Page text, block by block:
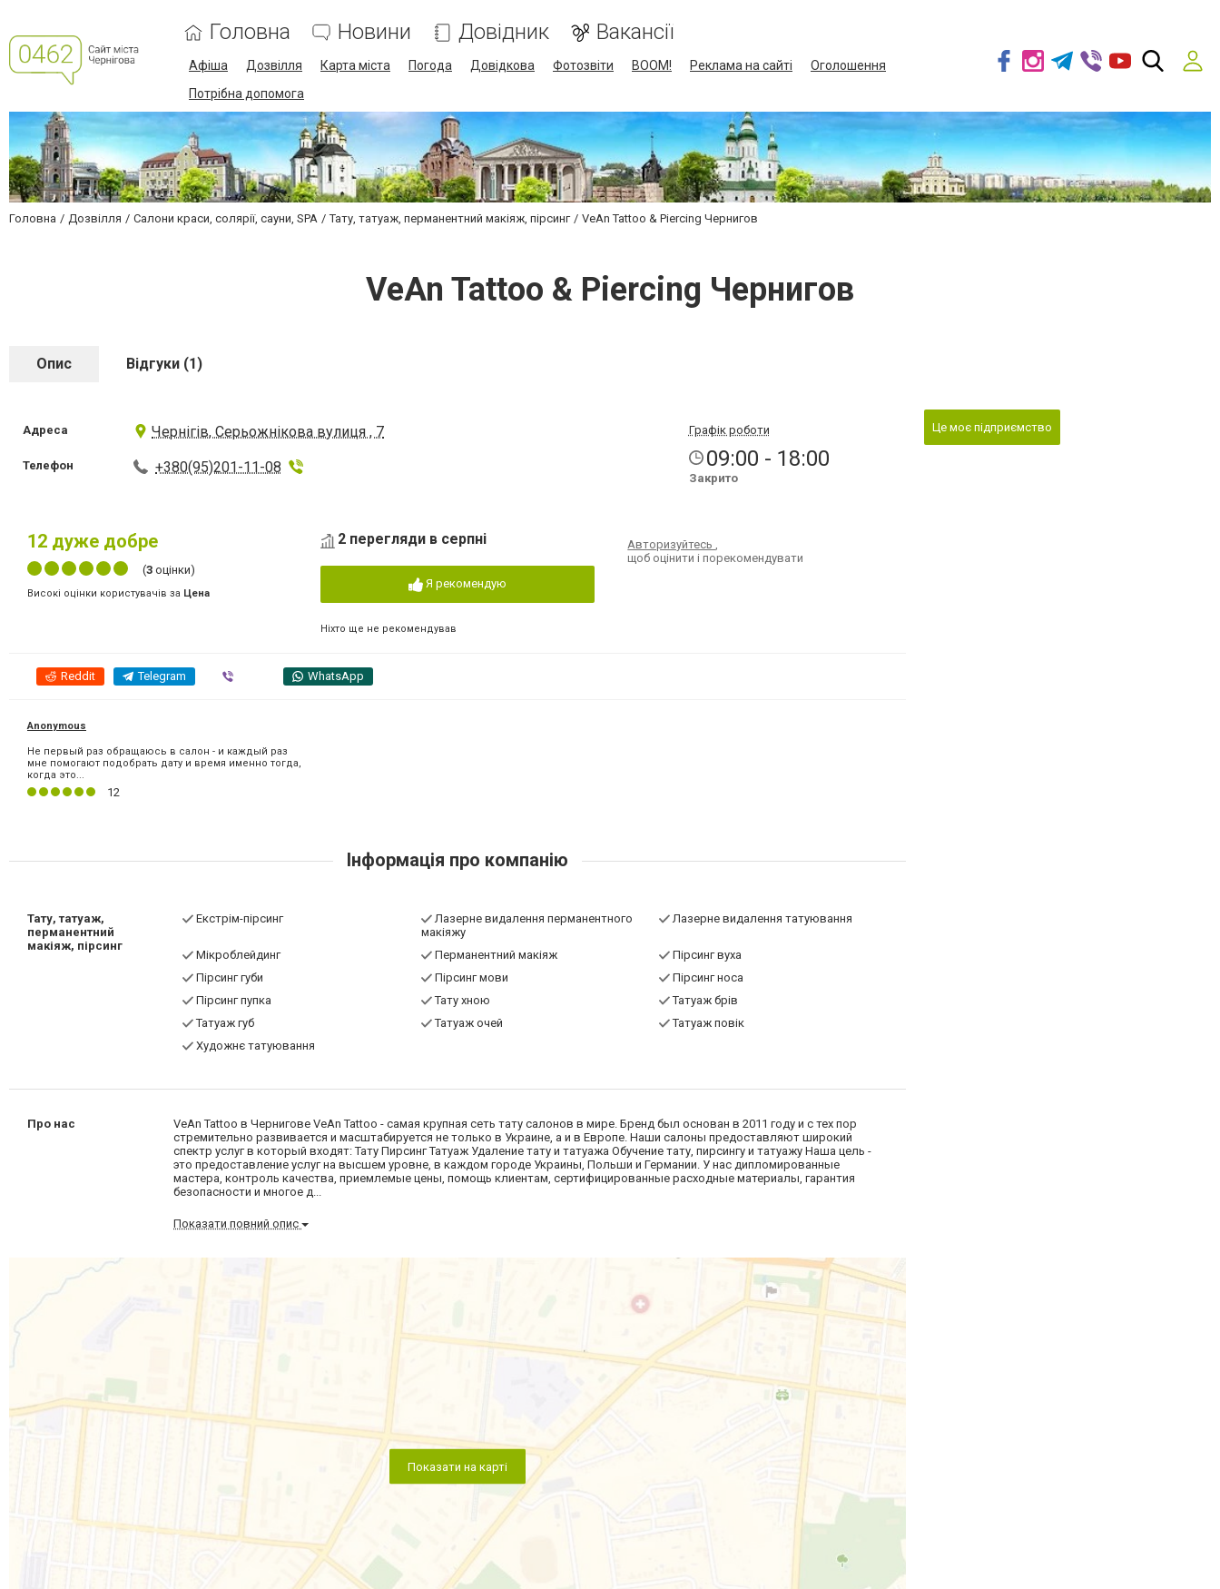
Головна Новини Довідник Вакансії
Афіша Дозвілля Карта міста Погода Довідкова Фотозвіти BOOM! Реклама на сайті
Оголошення
Потрібна допомога
Головна Дозвілля Салони краси, солярії, сауни, SPA Тату, татуаж, перманентний макіяж, пірсинг VeAn Tattoo & Piercing Чернигов
VeAn Tattoo & Piercing Чернигов
Опис Відгуки (1)
Адреса Чернігів, Серьожнікова вулиця , 7
Телефон +380(95)201-11-08
Графік роботи
09:00 - 18:00
Закрито
12 дуже добре
(3 оцінки)
Високі оцінки користувачів за Цена
2 перегляди в серпні
Я рекомендую
Ніхто ще не рекомендував
Авторизуйтесь,
щоб оцінити і порекомендувати
Reddit Telegram WhatsApp
Anonymous
Не первый раз обращаюсь в салон - и каждый раз
мне помогают подобрать дату и время именно тогда,
когда это...
12
Інформація про компанію
Тату, татуаж,
перманентний
макіяж, пірсинг
Екстрім-пірсинг
Лазерне видалення перманентного
макіяжу
Лазерне видалення татуювання
Мікроблейдинг Перманентний макіяж
Пірсинг вуха
Пірсинг губи
Пірсинг мови
Пірсинг носа
Пірсинг пупка
Тату хною
Татуаж брів
Татуаж губ
Татуаж очей
Татуаж повік
Художнє татуювання
Про нас
VeAn Tattoo в Чернигове VeAn Tattoo - самая крупная сеть тату салонов в мире. Бренд был основан в 2011 году и с тех пор
стремительно развивается и масштабируется не только в Украине, а и в Европе. Наши салоны предоставляют широкий
спектр услуг в который входят: Тату Пирсинг Татуаж Удаление тату и татуажа Обучение тату, пирсингу и татуажу Наша цель -
это предоставление услуг на высшем уровне, в каждом городе Украины, Польши и Германии. У нас дипломированные
мастера, контроль качества, приемлемые цены, помощь клиентам, сертифицированные расходные материалы, гарантия
безопасности и многое д...
Показати повний опис
Показати на карті
Це моє підприємство